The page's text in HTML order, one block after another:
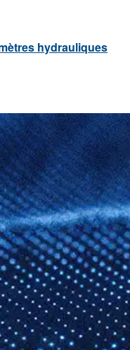
hydrauliques